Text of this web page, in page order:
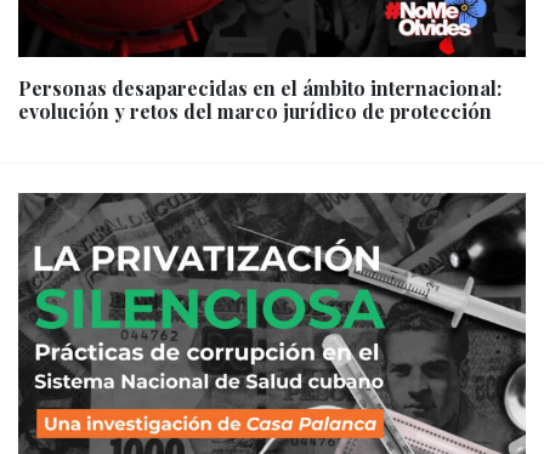
Personas desaparecidas en el ámbito internacional:
evolución y retos del marco jurídico de protección